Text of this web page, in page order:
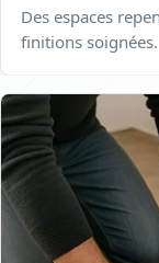
Des espaces
finitions soignées.